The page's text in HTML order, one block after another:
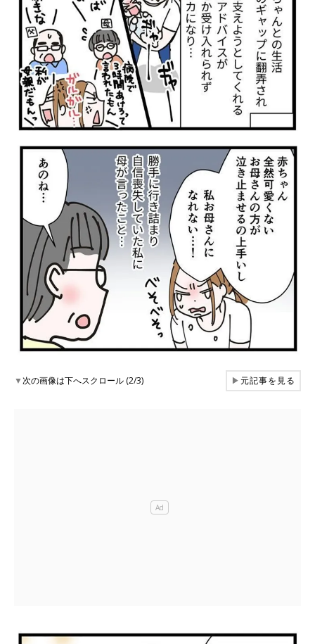
▼次の画像は下へスクロール (2/3) ▶元記事を見る